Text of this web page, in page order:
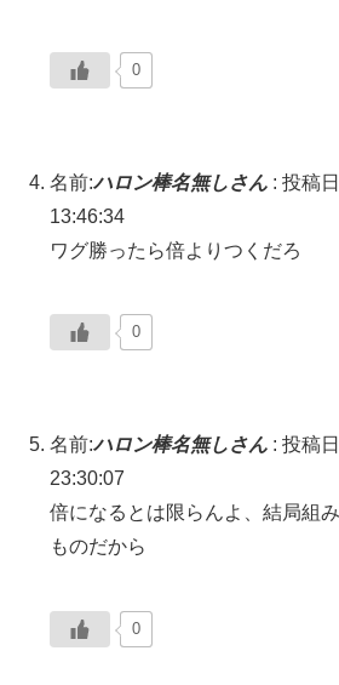
0
名前:ハロン棒名無しさん : 投稿
13:46:34
ワグ勝ったら倍よりつくだろ
0
名前:ハロン棒名無しさん : 投稿
23:30:07
倍になるとは限らんよ、結局組
ものだから
0